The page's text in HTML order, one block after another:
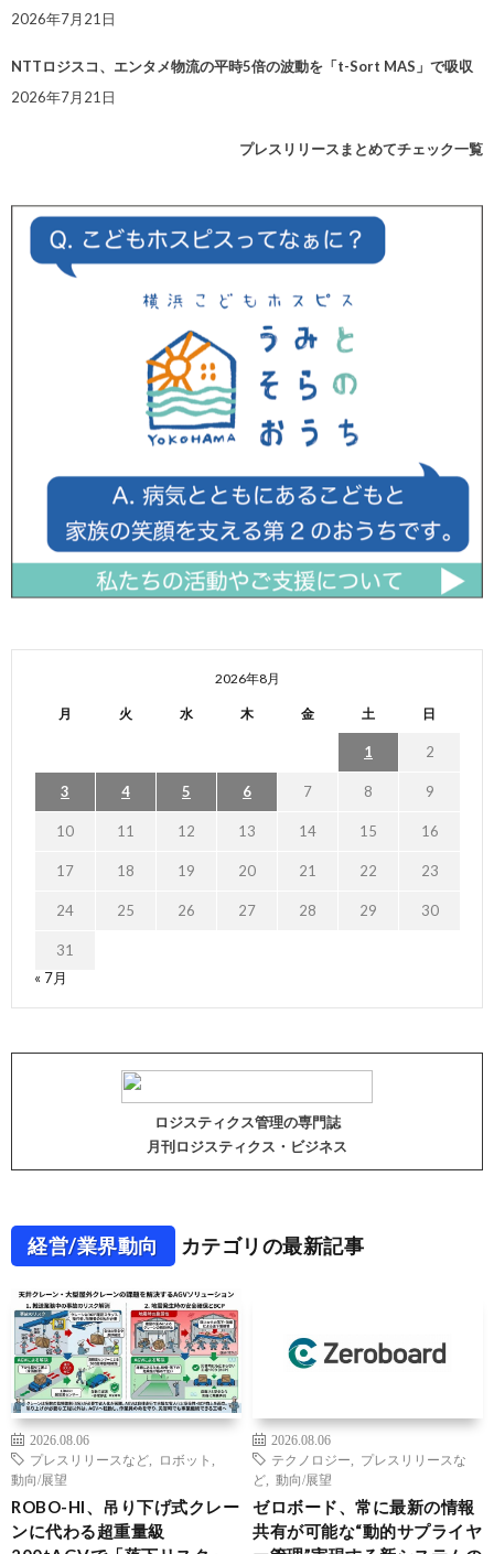
2026年7月21日
NTTロジスコ、エンタメ物流の平時5倍の波動を「t-Sort MAS」で吸収
2026年7月21日
プレスリリースまとめてチェック一覧
2026年8月
月 火 水 木 金 土 日
1 2
3 4 5 6 7 8 9
10 11 12 13 14 15 16
17 18 19 20 21 22 23
24 25 26 27 28 29 30
31
« 7月
ロジスティクス管理の専門誌
月刊ロジスティクス・ビジネス
経営/業界動向 カテゴリの最新記事
2026.08.06
プレスリリースなど
ロボット
動向/展望
ROBO-HI、吊り下げ式クレー
ンに代わる超重量級
2026.08.06
テクノロジー
プレスリリースな
ど
動向/展望
ゼロボード、常に最新の情報
共有が可能な“動的サプライヤ